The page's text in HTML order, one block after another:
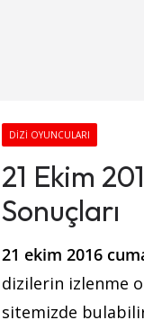
DIZI OYUNCULARI
21 Ekim
Sonuçları
21 ekim 2016
dizilerin izlenme
sitemizde